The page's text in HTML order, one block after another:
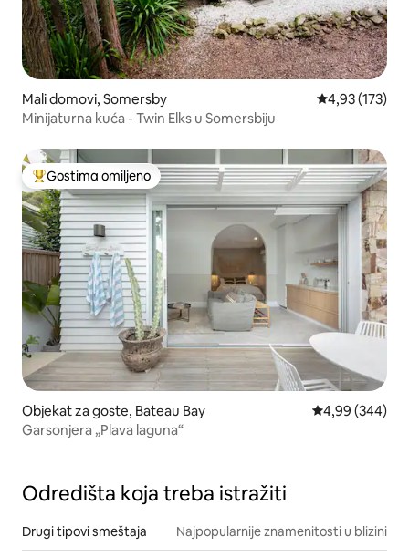
Mali domovi, Somersby Prosečna
4,93 (173)
Minijaturna kuća - Twin Elks u Somersbiju
Najuspešniji među gostima omiljenim
Gostima omiljeno
Objekat za goste, Bateau Bay Prosečna
4,99 (344)
Garsonjera „Plava laguna“
Odredišta koja treba istražiti
Drugi tipovi smeštaja Najpopularnije znamenitosti u blizini